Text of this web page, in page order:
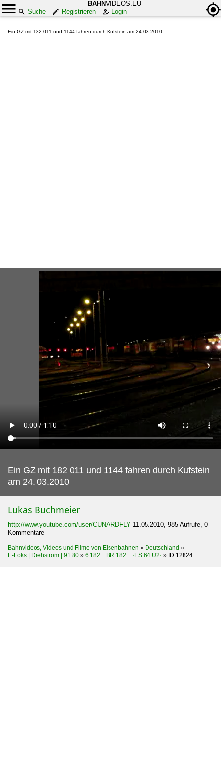
BAHNVIDEOS.EU
Suche
Registrieren Login
Ein GZ mit 182 011 und 1144 fahren durch Kufstein am 24.03.2010
Ein GZ mit 182 011 und 1144 fahren durch Kufstein
am 24. 03.2010
Lukas Buchmeier
http://www.youtube.com/user/CUNARDFLY 11.05.2010, 985 Aufrufe, 0
Kommentare
Bahnvideos, Videos und Filme von Eisenbahnen » Deutschland »
E-Loks | Drehstrom | 91 80 » 6 182 BR 182 ·ES 64 U2· » ID 12824